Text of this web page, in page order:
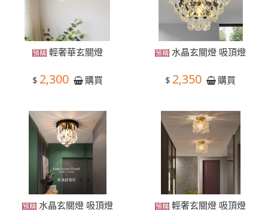
輕奢華玄關燈
$ 2,300 購買
水晶玄關燈 吸頂燈
$ 2,350 購買
水晶玄關燈 吸頂燈 輕奢玄關燈 吸頂燈